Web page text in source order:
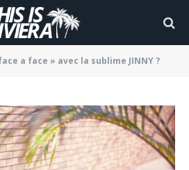
a face » avec la sublime JINNY ?
JINNY ?
BLOGGER 12/03/2022